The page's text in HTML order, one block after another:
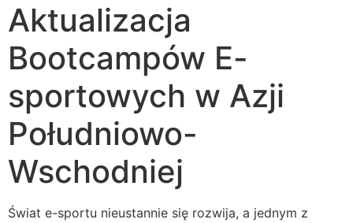
Aktualizacja
Bootcampów E-
sportowych w Azji
Południowo-
Wschodniej
Świat e-sportu nieustannie się rozwija, a jednym z